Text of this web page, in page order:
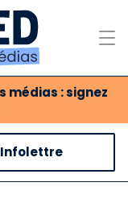
médias : signez
Infolettre